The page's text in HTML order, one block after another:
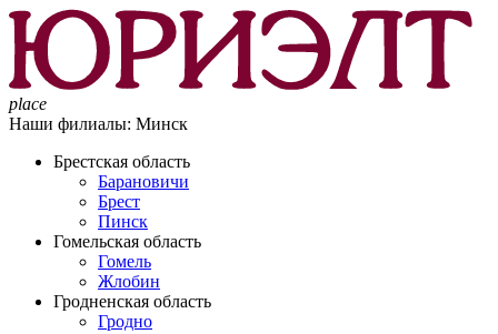
place
Наши филиалы: Минск
Брестская область
Барановичи
Брест
Пинск
Гомельская область
Гомель
Жлобин
Гродненская область
Гродно